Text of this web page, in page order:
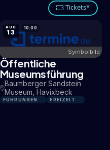
Tickets*
AUG
13
10:00
15,1 KM
Symbolbild
Öffentliche
Museumsführung
Baumberger Sandstein
Museum, Havixbeck
FÜHRUNGEN FREIZEIT